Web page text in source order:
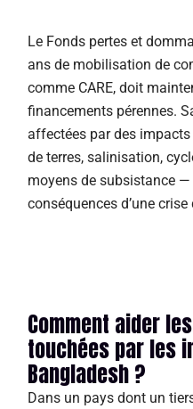
Le Fonds pertes et
ans de mobilisation de
comme CARE, doit
financements pérennes.
affectées par des
de terres, salinisation,
moyens de subsistance
conséquences d’une crise
Comment aider
touchées par les
Bangladesh ?
Dans un pays dont un